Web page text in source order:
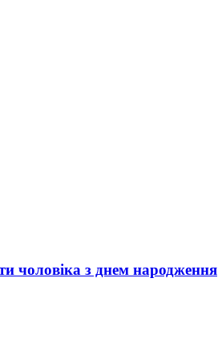
чоловіка з днем народження